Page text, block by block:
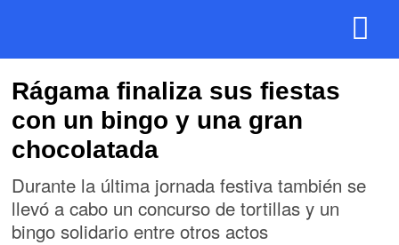
Rágama finaliza sus fiestas
con un bingo y una gran
chocolatada
Durante la última jornada festiva también se
llevó a cabo un concurso de tortillas y un
bingo solidario entre otros actos